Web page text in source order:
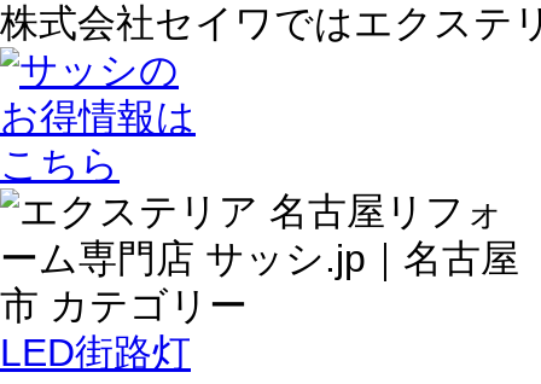
株式会社セイワではエクステ
LED街路灯